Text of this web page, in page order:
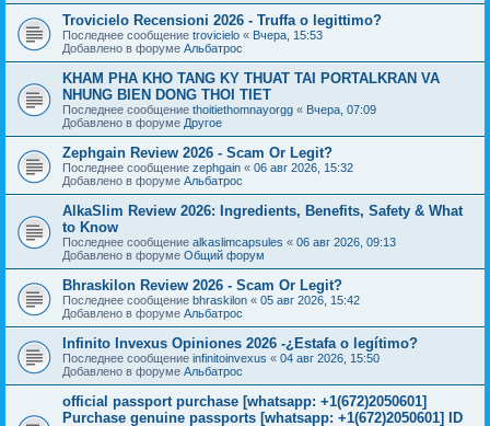
Trovicielo Recensioni 2026 - Truffa o legittimo?
Последнее сообщение trovicielo « Вчера, 15:53
Добавлено в форуме Альбатрос
KHAM PHA KHO TANG KY THUAT TAI PORTALKRAN VA
NHUNG BIEN DONG THOI TIET
Последнее сообщение thoitiethomnayorgg « Вчера, 07:09
Добавлено в форуме Другое
Zephgain Review 2026 - Scam Or Legit?
Последнее сообщение zephgain « 06 авг 2026, 15:32
Добавлено в форуме Альбатрос
AlkaSlim Review 2026: Ingredients, Benefits, Safety & What
to Know
Последнее сообщение alkaslimcapsules « 06 авг 2026, 09:13
Добавлено в форуме Общий форум
Bhraskilon Review 2026 - Scam Or Legit?
Последнее сообщение bhraskilon « 05 авг 2026, 15:42
Добавлено в форуме Альбатрос
Infinito Invexus Opiniones 2026 -¿Estafa o legítimo?
Последнее сообщение infinitoinvexus « 04 авг 2026, 15:50
Добавлено в форуме Альбатрос
official passport purchase [whatsapp: +1(672)2050601]
Purchase genuine passports [whatsapp: +1(672)2050601] ID